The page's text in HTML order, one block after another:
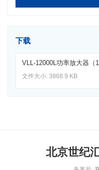
下载
文件大小: 3868.9 KB
北京世纪